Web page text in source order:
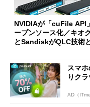
NVIDIAが「cuFile API
ープンソース化／キオ
とSandiskがQLC技術
スマ
りク
AD（